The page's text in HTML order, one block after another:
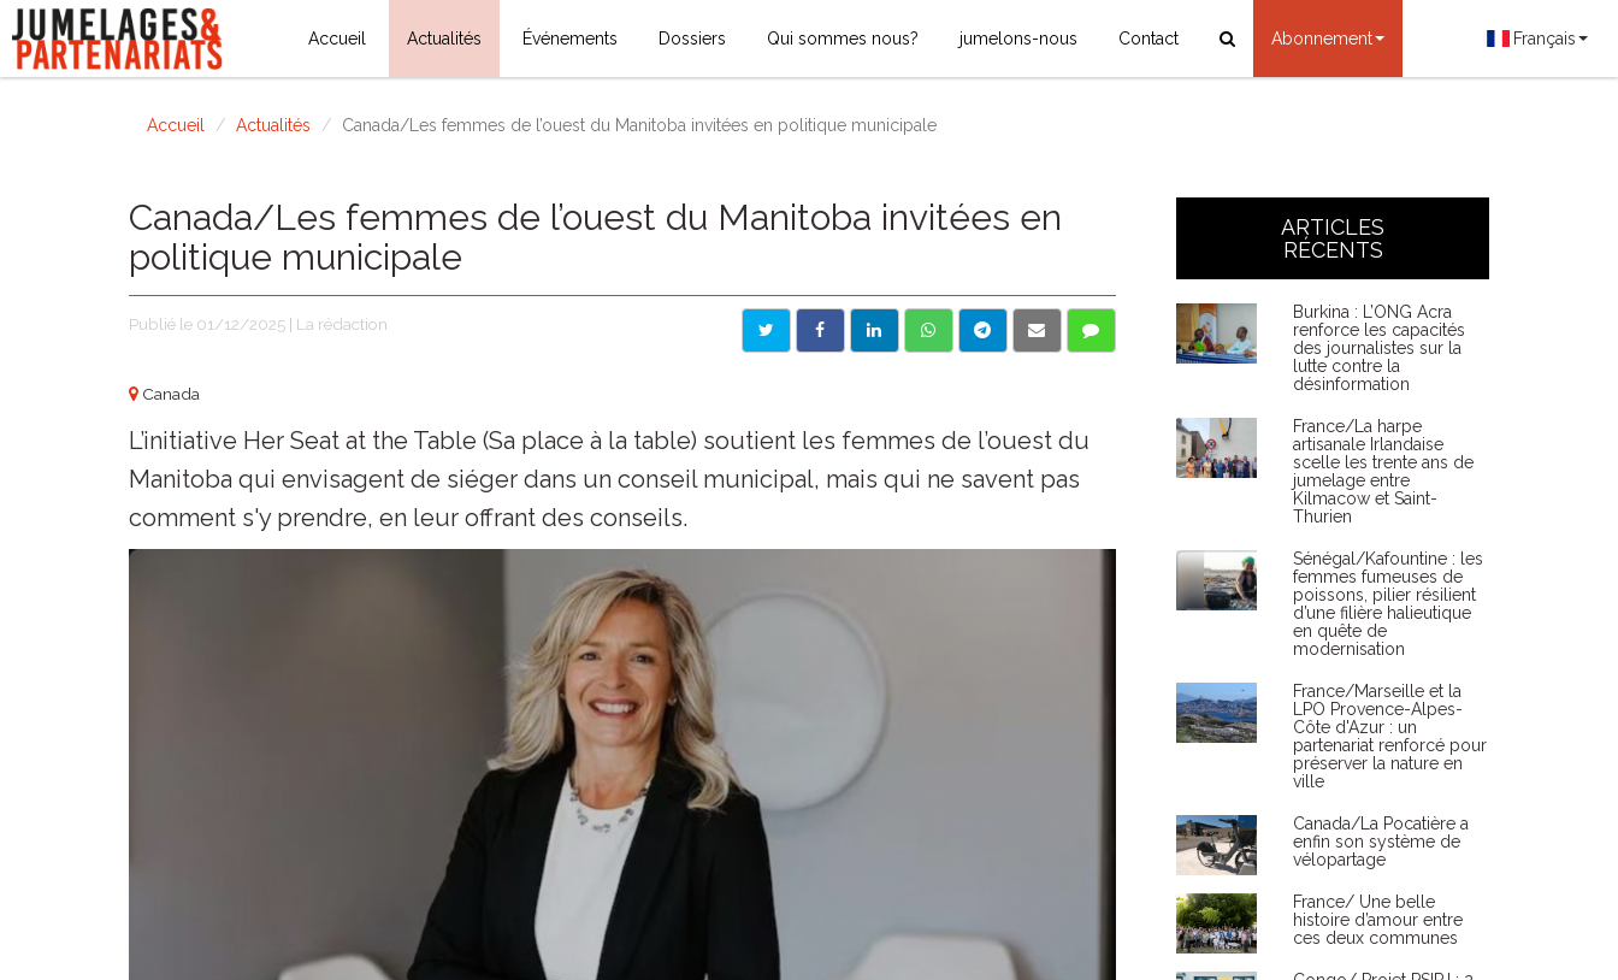
Accueil Actualités Événements Dossiers Qui sommes nous? jumelons-nous Contact Abonnement Français
Accueil Actualités Canada/Les femmes de l’ouest du Manitoba invitées en politique municipale
Canada/Les femmes de l’ouest du Manitoba invitées en
politique municipale
Publié le 01/12/2025 | La rédaction
Canada
L’initiative Her Seat at the Table (Sa place à la table) soutient les femmes de l’ouest du
Manitoba qui envisagent de siéger dans un conseil municipal, mais qui ne savent pas
comment s'y prendre, en leur offrant des conseils.
ARTICLES
RÉCENTS
Burkina : L’ONG Acra
renforce les capacités
des journalistes sur la
lutte contre la
désinformation
France/La harpe
artisanale Irlandaise
scelle les trente ans de
jumelage entre
Kilmacow et Saint-
Thurien
Sénégal/Kafountine : les
femmes fumeuses de
poissons, pilier résilient
d’une filière halieutique
en quête de
modernisation
France/Marseille et la
LPO Provence-Alpes-
Côte d'Azur : un
partenariat renforcé pour
préserver la nature en
ville
Canada/La Pocatière a
enfin son système de
vélopartage
France/ Une belle
histoire d’amour entre
ces deux communes